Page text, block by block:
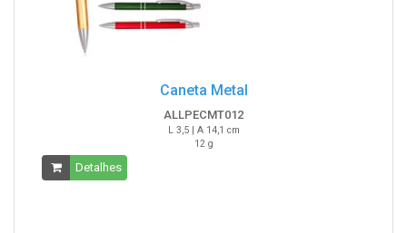
Caneta Metal
ALLPECMT012
L 3,5 | A 14,1 cm
12 g
Detalhes